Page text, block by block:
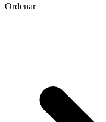
Ordenar